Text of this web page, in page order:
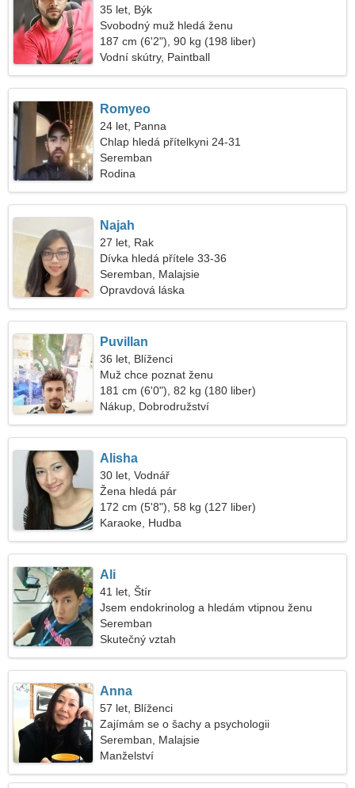
35 let, Býk
Svobodný muž hledá ženu
187 cm (6'2"), 90 kg (198 liber)
Vodní skútry, Paintball
Romyeo
24 let, Panna
Chlap hledá přítelkyni 24-31
Seremban
Rodina
Najah
27 let, Rak
Dívka hledá přítele 33-36
Seremban, Malajsie
Opravdová láska
Puvillan
36 let, Blíženci
Muž chce poznat ženu
181 cm (6'0"), 82 kg (180 liber)
Nákup, Dobrodružství
Alisha
30 let, Vodnář
Žena hledá pár
172 cm (5'8"), 58 kg (127 liber)
Karaoke, Hudba
Ali
41 let, Štír
Jsem endokrinolog a hledám vtipnou ženu
Seremban
Skutečný vztah
Anna
57 let, Blíženci
Zajímám se o šachy a psychologii
Seremban, Malajsie
Manželství